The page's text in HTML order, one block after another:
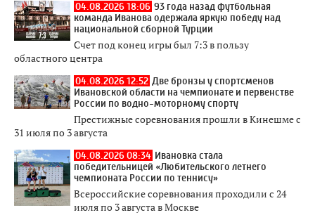
04.08.2026 18:06 93 года назад футбольная
команда Иванова одержала яркую победу над
национальной сборной Турции
Счет под конец игры был 7:3 в пользу
областного центра
04.08.2026 12:52 Две бронзы у спортсменов
Ивановской области на чемпионате и первенстве
России по водно-моторному спорту
Престижные соревнования прошли в Кинешме с
31 июля по 3 августа
04.08.2026 08:34 Ивановка стала
победительницей «Любительского летнего
чемпионата России по теннису»
Всероссийские соревнования проходили с 24
июля по 3 августа в Москве